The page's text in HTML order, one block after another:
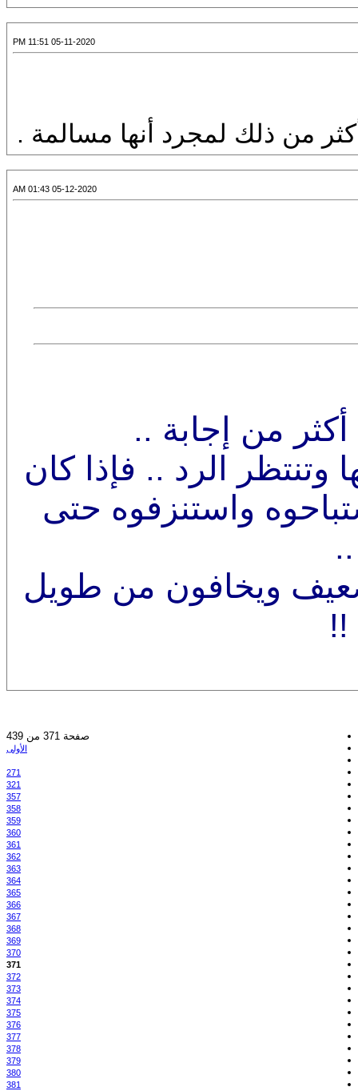
05-11-2020 11:51 PM
من ذلك لمجرد أنها مسالمة .
05-12-2020 01:43 AM
من إجابة ..
الرد .. فإذا كان
واستنزفوه حتى
ويخافون من طويل
!!
صفحة 371 من 439
الأولى
271
321
357
358
359
360
361
362
363
364
365
366
367
368
369
370
371
372
373
374
375
376
377
378
379
380
381